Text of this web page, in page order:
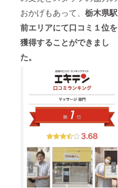
おかげもあって、 栃木県駅
前エリアにて口コミ１位を
獲得することができまし
た。